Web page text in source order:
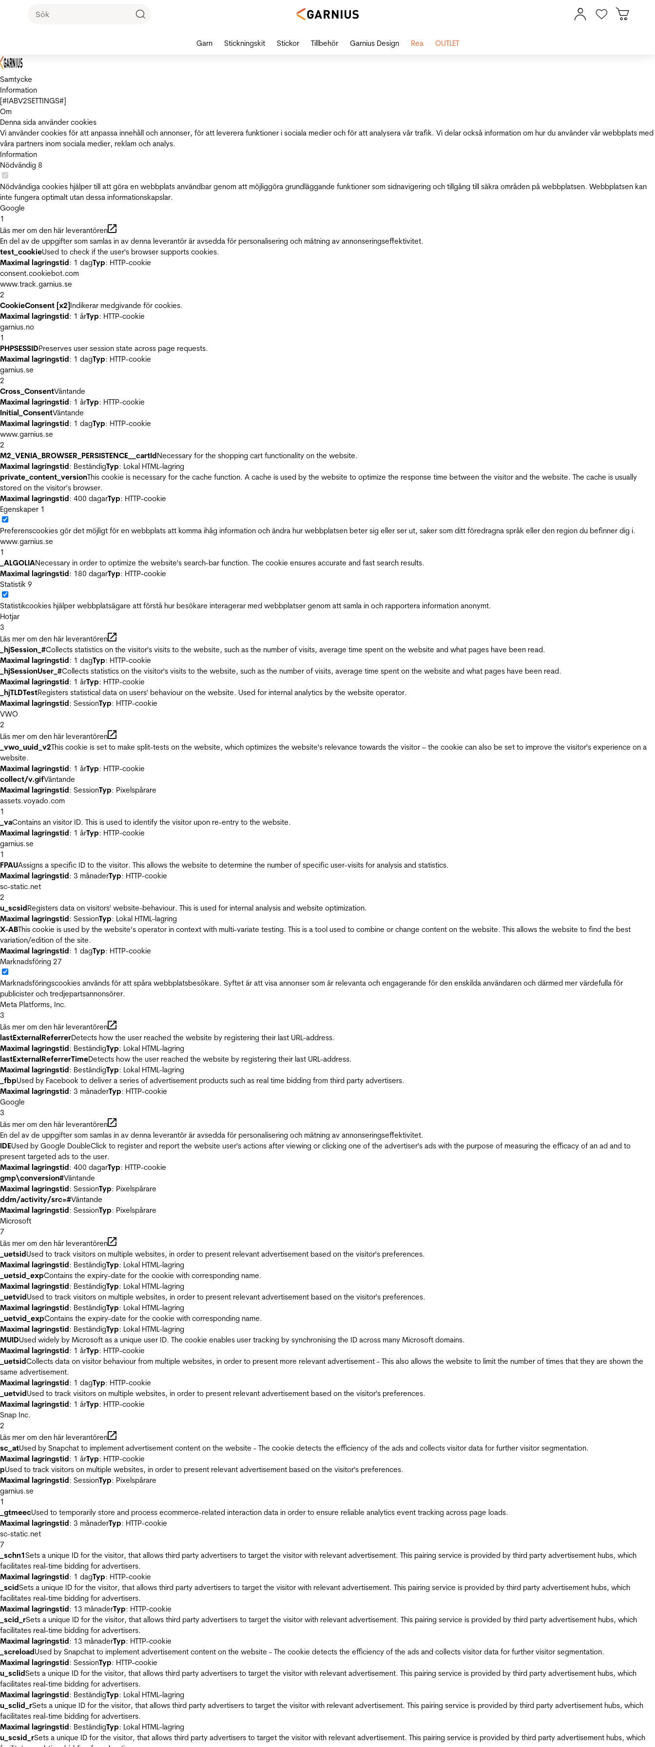
Samtycke
Information
[#IABV2SETTINGS#]
Om
Denna sida använder cookies
Vi använder cookies för att anpassa innehåll och annonser, för att leverera funktioner i sociala medier och för att analysera vår trafik. Vi delar också information om hur du använder vår webbplats med
våra partners inom sociala medier, reklam och analys.
Information
Nödvändig 8
Nödvändiga cookies hjälper till att göra en webbplats användbar genom att möjliggöra grundläggande funktioner som sidnavigering och tillgång till säkra områden på webbplatsen. Webbplatsen kan
inte fungera optimalt utan dessa informationskapslar.
Google
1
Läs mer om den här leverantören
En del av de uppgifter som samlas in av denna leverantör är avsedda för personalisering och mätning av annonseringseffektivitet.
test_cookieUsed to check if the user's browser supports cookies.
Maximal lagringstid: 1 dagTyp: HTTP-cookie
consent.cookiebot.com
www.track.garnius.se
2
CookieConsent [x2]Indikerar medgivande för cookies.
Maximal lagringstid: 1 årTyp: HTTP-cookie
garnius.no
1
PHPSESSIDPreserves user session state across page requests.
Maximal lagringstid: 1 dagTyp: HTTP-cookie
garnius.se
2
Cross_ConsentVäntande
Maximal lagringstid: 1 årTyp: HTTP-cookie
Initial_ConsentVäntande
Maximal lagringstid: 1 dagTyp: HTTP-cookie
www.garnius.se
2
M2_VENIA_BROWSER_PERSISTENCE__cartIdNecessary for the shopping cart functionality on the website.
Maximal lagringstid: BeständigTyp: Lokal HTML-lagring
private_content_versionThis cookie is necessary for the cache function. A cache is used by the website to optimize the response time between the visitor and the website. The cache is usually
stored on the visitor’s browser.
Maximal lagringstid: 400 dagarTyp: HTTP-cookie
Egenskaper 1
Preferenscookies gör det möjligt för en webbplats att komma ihåg information och ändra hur webbplatsen beter sig eller ser ut, saker som ditt föredragna språk eller den region du befinner dig i.
www.garnius.se
1
_ALGOLIANecessary in order to optimize the website's search-bar function. The cookie ensures accurate and fast search results.
Maximal lagringstid: 180 dagarTyp: HTTP-cookie
Statistik 9
Statistikcookies hjälper webbplatsägare att förstå hur besökare interagerar med webbplatser genom att samla in och rapportera information anonymt.
Hotjar
3
Läs mer om den här leverantören
_hjSession_#Collects statistics on the visitor's visits to the website, such as the number of visits, average time spent on the website and what pages have been read.
Maximal lagringstid: 1 dagTyp: HTTP-cookie
_hjSessionUser_#Collects statistics on the visitor's visits to the website, such as the number of visits, average time spent on the website and what pages have been read.
Maximal lagringstid: 1 årTyp: HTTP-cookie
_hjTLDTestRegisters statistical data on users' behaviour on the website. Used for internal analytics by the website operator.
Maximal lagringstid: SessionTyp: HTTP-cookie
VWO
2
Läs mer om den här leverantören
_vwo_uuid_v2This cookie is set to make split-tests on the website, which optimizes the website's relevance towards the visitor – the cookie can also be set to improve the visitor's experience on a
website.
Maximal lagringstid: 1 årTyp: HTTP-cookie
collect/v.gifVäntande
Maximal lagringstid: SessionTyp: Pixelspårare
assets.voyado.com
1
_vaContains an visitor ID. This is used to identify the visitor upon re-entry to the website.
Maximal lagringstid: 1 årTyp: HTTP-cookie
garnius.se
1
FPAUAssigns a specific ID to the visitor. This allows the website to determine the number of specific user-visits for analysis and statistics.
Maximal lagringstid: 3 månaderTyp: HTTP-cookie
sc-static.net
2
u_scsidRegisters data on visitors' website-behaviour. This is used for internal analysis and website optimization.
Maximal lagringstid: SessionTyp: Lokal HTML-lagring
X-ABThis cookie is used by the website’s operator in context with multi-variate testing. This is a tool used to combine or change content on the website. This allows the website to find the best
variation/edition of the site.
Maximal lagringstid: 1 dagTyp: HTTP-cookie
Marknadsföring 27
Marknadsföringscookies används för att spåra webbplatsbesökare. Syftet är att visa annonser som är relevanta och engagerande för den enskilda användaren och därmed mer värdefulla för
publicister och tredjepartsannonsörer.
Meta Platforms, Inc.
3
Läs mer om den här leverantören
lastExternalReferrerDetects how the user reached the website by registering their last URL-address.
Maximal lagringstid: BeständigTyp: Lokal HTML-lagring
lastExternalReferrerTimeDetects how the user reached the website by registering their last URL-address.
Maximal lagringstid: BeständigTyp: Lokal HTML-lagring
_fbpUsed by Facebook to deliver a series of advertisement products such as real time bidding from third party advertisers.
Maximal lagringstid: 3 månaderTyp: HTTP-cookie
Google
3
Läs mer om den här leverantören
En del av de uppgifter som samlas in av denna leverantör är avsedda för personalisering och mätning av annonseringseffektivitet.
IDEUsed by Google DoubleClick to register and report the website user's actions after viewing or clicking one of the advertiser's ads with the purpose of measuring the efficacy of an ad and to
present targeted ads to the user.
Maximal lagringstid: 400 dagarTyp: HTTP-cookie
gmp\conversion#Väntande
Maximal lagringstid: SessionTyp: Pixelspårare
ddm/activity/src=#Väntande
Maximal lagringstid: SessionTyp: Pixelspårare
Microsoft
7
Läs mer om den här leverantören
_uetsidUsed to track visitors on multiple websites, in order to present relevant advertisement based on the visitor's preferences.
Maximal lagringstid: BeständigTyp: Lokal HTML-lagring
_uetsid_expContains the expiry-date for the cookie with corresponding name.
Maximal lagringstid: BeständigTyp: Lokal HTML-lagring
_uetvidUsed to track visitors on multiple websites, in order to present relevant advertisement based on the visitor's preferences.
Maximal lagringstid: BeständigTyp: Lokal HTML-lagring
_uetvid_expContains the expiry-date for the cookie with corresponding name.
Maximal lagringstid: BeständigTyp: Lokal HTML-lagring
MUIDUsed widely by Microsoft as a unique user ID. The cookie enables user tracking by synchronising the ID across many Microsoft domains.
Maximal lagringstid: 1 årTyp: HTTP-cookie
_uetsidCollects data on visitor behaviour from multiple websites, in order to present more relevant advertisement - This also allows the website to limit the number of times that they are shown the
same advertisement.
Maximal lagringstid: 1 dagTyp: HTTP-cookie
_uetvidUsed to track visitors on multiple websites, in order to present relevant advertisement based on the visitor's preferences.
Maximal lagringstid: 1 årTyp: HTTP-cookie
Snap Inc.
2
Läs mer om den här leverantören
sc_atUsed by Snapchat to implement advertisement content on the website - The cookie detects the efficiency of the ads and collects visitor data for further visitor segmentation.
Maximal lagringstid: 1 årTyp: HTTP-cookie
pUsed to track visitors on multiple websites, in order to present relevant advertisement based on the visitor's preferences.
Maximal lagringstid: SessionTyp: Pixelspårare
garnius.se
1
_gtmeecUsed to temporarily store and process ecommerce-related interaction data in order to ensure reliable analytics event tracking across page loads.
Maximal lagringstid: 3 månaderTyp: HTTP-cookie
sc-static.net
7
_schn1Sets a unique ID for the visitor, that allows third party advertisers to target the visitor with relevant advertisement. This pairing service is provided by third party advertisement hubs, which
facilitates real-time bidding for advertisers.
Maximal lagringstid: 1 dagTyp: HTTP-cookie
_scidSets a unique ID for the visitor, that allows third party advertisers to target the visitor with relevant advertisement. This pairing service is provided by third party advertisement hubs, which
facilitates real-time bidding for advertisers.
Maximal lagringstid: 13 månaderTyp: HTTP-cookie
_scid_rSets a unique ID for the visitor, that allows third party advertisers to target the visitor with relevant advertisement. This pairing service is provided by third party advertisement hubs, which
facilitates real-time bidding for advertisers.
Maximal lagringstid: 13 månaderTyp: HTTP-cookie
_screloadUsed by Snapchat to implement advertisement content on the website - The cookie detects the efficiency of the ads and collects visitor data for further visitor segmentation.
Maximal lagringstid: SessionTyp: HTTP-cookie
u_sclidSets a unique ID for the visitor, that allows third party advertisers to target the visitor with relevant advertisement. This pairing service is provided by third party advertisement hubs, which
facilitates real-time bidding for advertisers.
Maximal lagringstid: BeständigTyp: Lokal HTML-lagring
u_sclid_rSets a unique ID for the visitor, that allows third party advertisers to target the visitor with relevant advertisement. This pairing service is provided by third party advertisement hubs, which
facilitates real-time bidding for advertisers.
Maximal lagringstid: BeständigTyp: Lokal HTML-lagring
u_scsid_rSets a unique ID for the visitor, that allows third party advertisers to target the visitor with relevant advertisement. This pairing service is provided by third party advertisement hubs, which
Garn Stickningskit Stickor Tillbehör Garnius Design Rea OUTLET